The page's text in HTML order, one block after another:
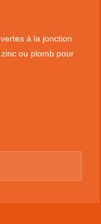
à la jonction
ou plomb pour